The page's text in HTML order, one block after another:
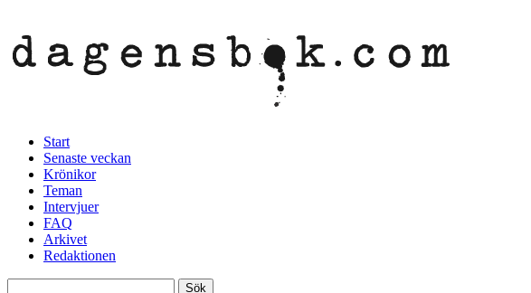
Start
Senaste veckan
Krönikor
Teman
Intervjuer
FAQ
Arkivet
Redaktionen